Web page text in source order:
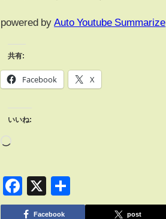
powered by Auto Youtube Summarize
共有:
Facebook X
いいね:
Facebook
X
有
Facebook post